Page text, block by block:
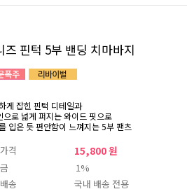
즈 핀턱 5부 밴딩 치마바지
게 잡힌 핀턱 디테일과
으로 넓게 퍼지는 와이드 핏으로
입은 듯 편안함이 느껴지는 5부 팬츠
격 15,800 원
1%
송
국내 배송 전용